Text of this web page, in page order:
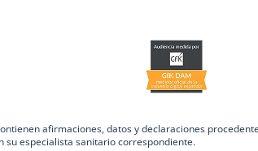
afirmaciones, datos y declaraciones
su especialista sanitario correspondiente.